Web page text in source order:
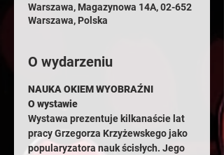
Warszawa, Magazynowa 14A, 02-652
Warszawa, Polska
O wydarzeniu
NAUKA OKIEM WYOBRAŹNI
O wystawie
Wystawa prezentuje kilkanaście lat
pracy Grzegorza Krzyżewskego jako
popularyzatora nauk ścisłych. Jego